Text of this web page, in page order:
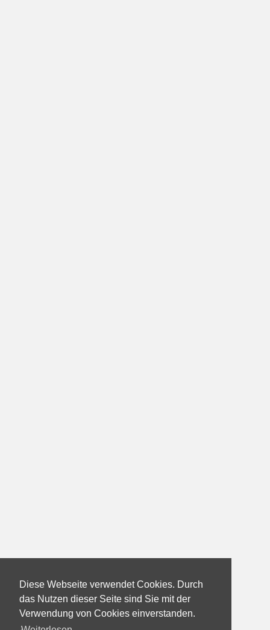
Diese Webseite verwendet Cookies. Durch
das Nutzen dieser Seite sind Sie mit der
Verwendung von Cookies einverstanden.